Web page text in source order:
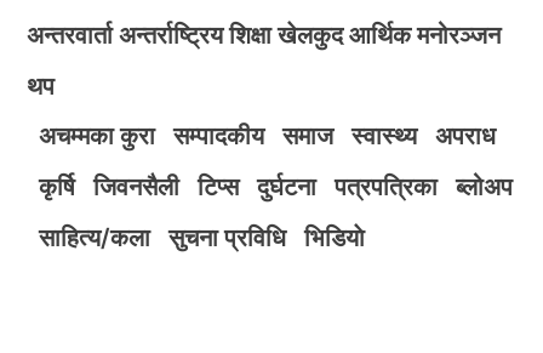
अन्तरवार्ता अन्तर्राष्ट्रिय शिक्षा खेलकुद आर्थिक मनोरञ्जन
थप
अचम्मका कुरा
सम्पादकीय समाज स्वास्थ्य
अपराध
कृर्षि
जिवनसैली टिप्स दुर्घटना पत्रपत्रिका
ब्लोअप
साहित्य/कला
सुचना प्रविधि भिडियाे